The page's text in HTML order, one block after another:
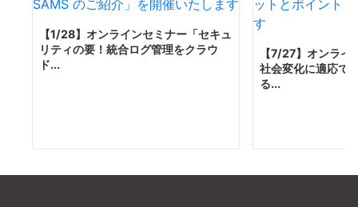
【1/28】オンラインセミナー「セキュ
リティの要！統合ログ管理をクラウ
ド...
【7/27】オンライ
社会変化に適応で
る...